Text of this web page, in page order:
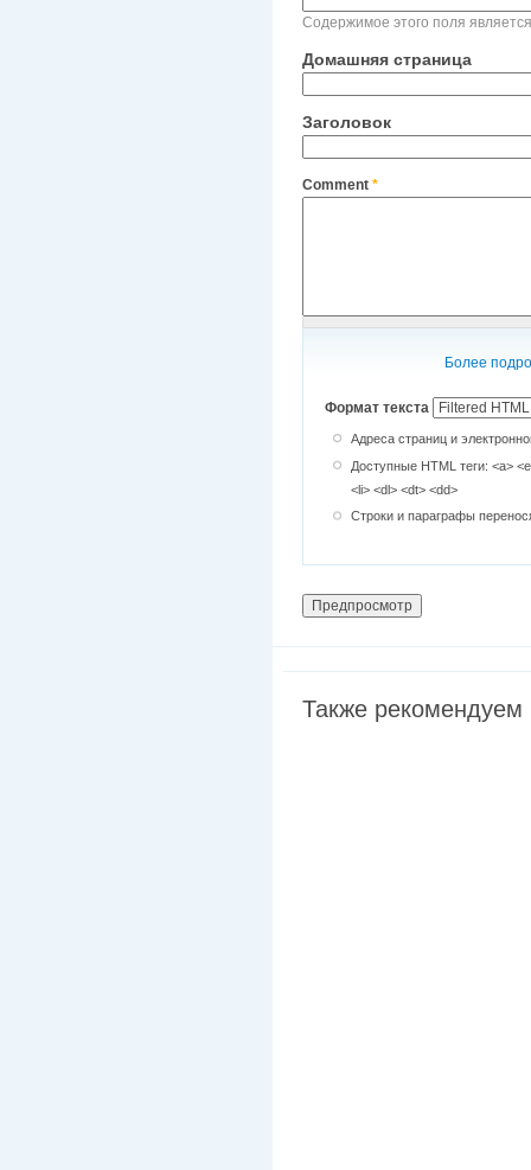
Содержимое этого поля
Домашняя страница
Заголовок
Comment *
Более
Формат текста
Адреса страниц и
Доступные HTML теги: <a>
<li> <dl> <dt> <dd>
Строки и параграфы
Также рекомендуем